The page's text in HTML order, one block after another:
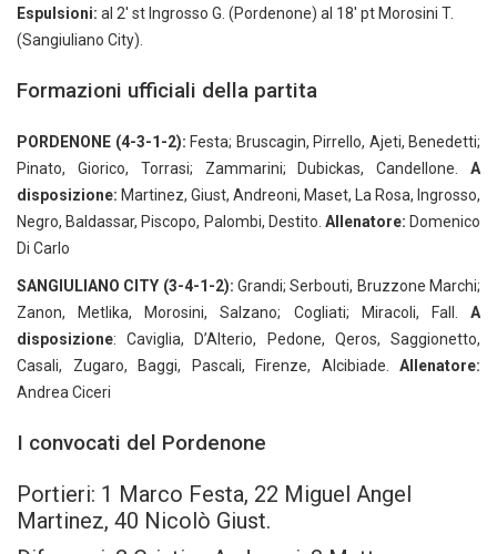
Espulsioni: al 2′ st Ingrosso G. (Pordenone) al 18′ pt Morosini T.
(Sangiuliano City).
Formazioni ufficiali della partita
PORDENONE (4-3-1-2): Festa; Bruscagin, Pirrello, Ajeti, Benedetti;
Pinato, Giorico, Torrasi; Zammarini; Dubickas, Candellone. A
disposizione: Martinez, Giust, Andreoni, Maset, La Rosa, Ingrosso,
Negro, Baldassar, Piscopo, Palombi, Destito. Allenatore: Domenico
Di Carlo
SANGIULIANO CITY (3-4-1-2): Grandi; Serbouti, Bruzzone Marchi;
Zanon, Metlika, Morosini, Salzano; Cogliati; Miracoli, Fall. A
disposizione: Caviglia, D’Alterio, Pedone, Qeros, Saggionetto,
Casali, Zugaro, Baggi, Pascali, Firenze, Alcibiade. Allenatore:
Andrea Ciceri
I convocati del Pordenone
Portieri: 1 Marco Festa, 22 Miguel Angel
Martinez, 40 Nicolò Giust.